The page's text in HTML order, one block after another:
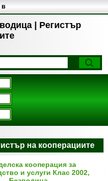
| Регистър
в
на кооперациите
кооперация за
и услуги Клас 2002,